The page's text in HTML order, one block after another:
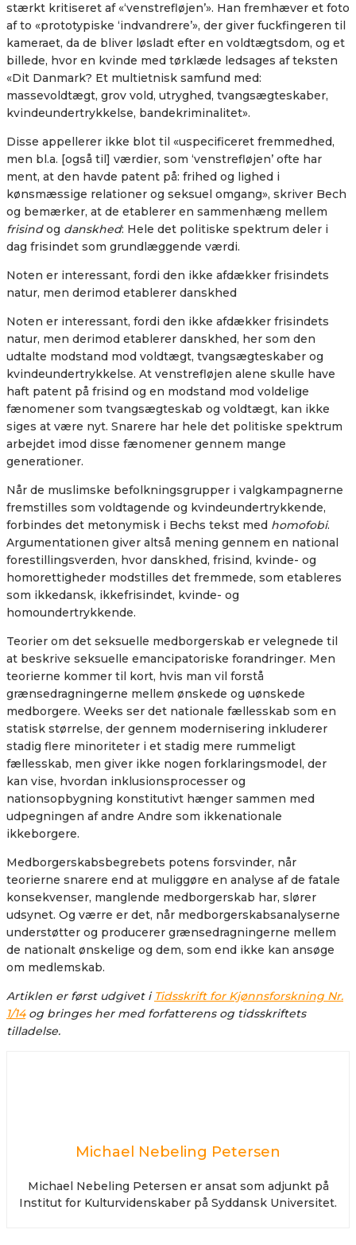
stærkt kritiseret af «‘venstrefløjen’». Han fremhæver et foto
af to «prototypiske ‘indvandrere’», der giver fuckfingeren til
kameraet, da de bliver løsladt efter en voldtægtsdom, og et
billede, hvor en kvinde med tørklæde ledsages af teksten
«Dit Danmark? Et multietnisk samfund med:
massevoldtægt, grov vold, utryghed, tvangsægteskaber,
kvindeundertrykkelse, bandekriminalitet».
Disse appellerer ikke blot til «uspecificeret fremmedhed,
men bl.a. [også til] værdier, som ‘venstrefløjen’ ofte har
ment, at den havde patent på: frihed og lighed i
kønsmæssige relationer og seksuel omgang», skriver Bech
og bemærker, at de etablerer en sammenhæng mellem
frisindog danskhed: Hele det politiske spektrum deler i
dag frisindet som grundlæggende værdi.
Noten er interessant, fordi den ikke afdækker frisindets
natur, men derimod etablerer danskhed
Noten er interessant, fordi den ikke afdækker frisindets
natur, men derimod etablerer danskhed, her som den
udtalte modstand mod voldtægt, tvangsægteskaber og
kvindeundertrykkelse. At venstrefløjen alene skulle have
haft patent på frisind og en modstand mod voldelige
fænomener som tvangsægteskab og voldtægt, kan ikke
siges at være nyt. Snarere har hele det politiske spektrum
arbejdet imod disse fænomener gennem mange
generationer.
Når de muslimske befolkningsgrupper i valgkampagnerne
fremstilles som voldtagende og kvindeundertrykkende,
forbindes det metonymisk i Bechs tekst med homofobi.
Argumentationen giver altså mening gennem en national
forestillingsverden, hvor danskhed, frisind, kvinde- og
homorettigheder modstilles det fremmede, som etableres
som ikkedansk, ikkefrisindet, kvinde- og
homoundertrykkende.
Teorier om det seksuelle medborgerskab er velegnede til
at beskrive seksuelle emancipatoriske forandringer. Men
teorierne kommer til kort, hvis man vil forstå
grænsedragningerne mellem ønskede og uønskede
medborgere. Weeks ser det nationale fællesskab som en
statisk størrelse, der gennem modernisering inkluderer
stadig flere minoriteter i et stadig mere rummeligt
fællesskab, men giver ikke nogen forklaringsmodel, der
kan vise, hvordan inklusionsprocesser og
nationsopbygning konstitutivt hænger sammen med
udpegningen af andre Andre som ikkenationale
ikkeborgere.
Medborgerskabsbegrebets potens forsvinder, når
teorierne snarere end at muliggøre en analyse af de fatale
konsekvenser, manglende medborgerskab har, slører
udsynet. Og værre er det, når medborgerskabsanalyserne
understøtter og producerer grænsedragningerne mellem
de nationalt ønskelige og dem, som end ikke kan ansøge
om medlemskab.
Artiklen er først udgivet i Tidsskrift for Kjønnsforskning Nr.
1/14og bringes her med forfatterens og tidsskriftets
tilladelse.
Michael Nebeling Petersen
Michael Nebeling Petersen er ansat som adjunkt på
Institut for Kulturvidenskaber på Syddansk Universitet.